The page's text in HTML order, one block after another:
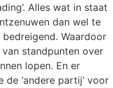
Alles wat in staat
dan wel te
Waardoor
standpunten over
lopen. En er
de ‘andere partij’ voor